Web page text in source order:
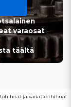
varaosat
täältä
ja variattorihihnat